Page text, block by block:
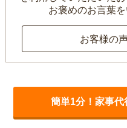
お褒めのお言葉
お客様の
簡単1分！家事代